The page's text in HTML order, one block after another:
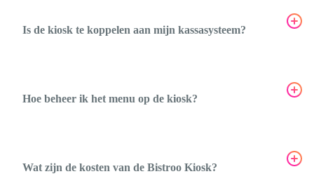
Is de kiosk te koppelen aan mijn kassasysteem?
Hoe beheer ik het menu op de kiosk?
Wat zijn de kosten van de Bistroo Kiosk?